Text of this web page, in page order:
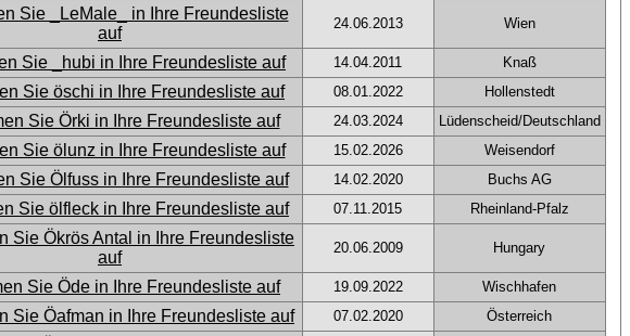
24.06.2013 Wien
14.04.2011
Knaß
08.01.2022
Hollenstedt
24.03.2024
Lüdenscheid/Deutschland
15.02.2026
Weisendorf
14.02.2020
Buchs AG
07.11.2015 Rheinland-Pfalz
20.06.2009 Hungary
19.09.2022
Wischhafen
07.02.2020 Österreich